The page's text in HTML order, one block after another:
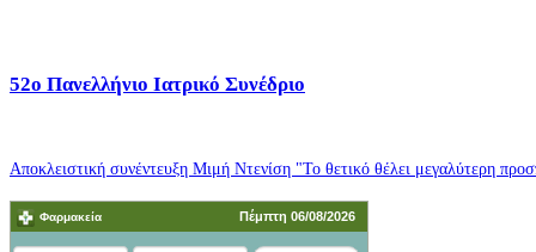
52o Πανελλήνιο Ιατρικό Συνέδριο
Αποκλειστική συνέντευξη Μιμή Ντενίση "Το θετικό θέλει μεγαλύτερη